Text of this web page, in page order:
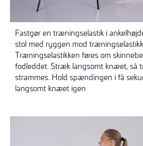
Fastgør en træningselastik i
stol med ryggen mod
Træningselastikken føres om
fodleddet. Stræk langsomt knæet, så
strammes. Hold spændingen i få
langsomt knæet igen